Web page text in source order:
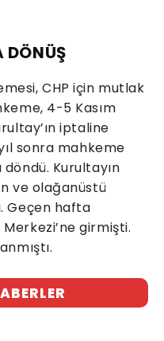
DÖNÜŞ
CHP için mutlak
4-5 Kasım
iptaline
sonra mahkeme
Kurultayın
ve olağanüstü
Geçen hafta
girmişti.